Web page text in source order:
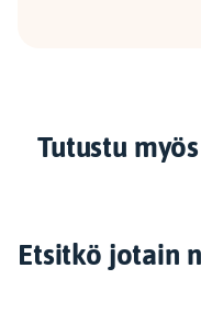
Tutustu
Etsitkö jotain